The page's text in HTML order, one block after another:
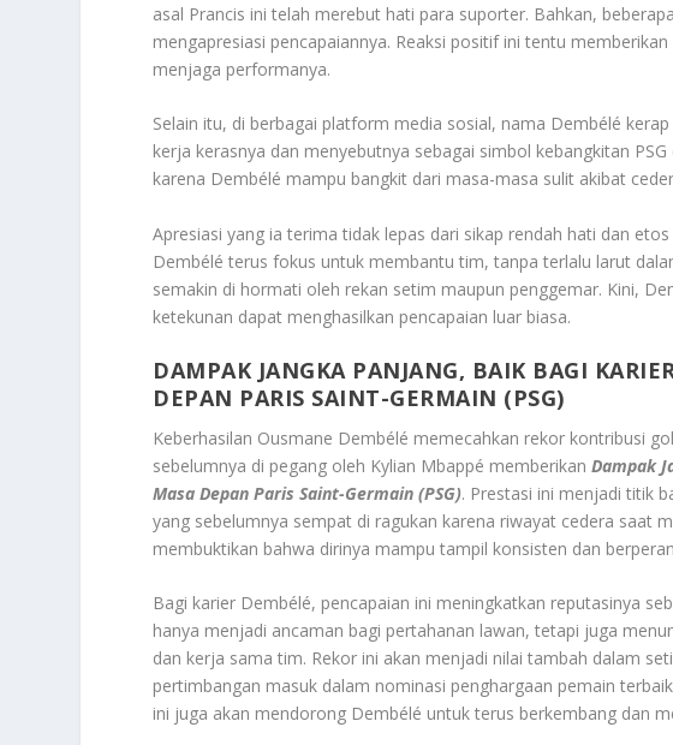
asal Prancis ini telah merebut hati para suporter. Bahkan,
mengapresiasi pencapaiannya. Reaksi positif ini tentu
menjaga performanya.
Selain itu, di berbagai platform media sosial, nama Dembélé
kerja kerasnya dan menyebutnya sebagai simbol kebangkitan
karena Dembélé mampu bangkit dari masa-masa sulit akibat
Apresiasi yang ia terima tidak lepas dari sikap rendah hati dan
Dembélé terus fokus untuk membantu tim, tanpa terlalu larut
semakin di hormati oleh rekan setim maupun penggemar. Kini,
ketekunan dapat menghasilkan pencapaian luar biasa.
DAMPAK JANGKA PANJANG, BAIK BAGI
DEPAN PARIS SAINT-GERMAIN (PSG)
Keberhasilan Ousmane Dembélé memecahkan rekor kontribusi
sebelumnya di pegang oleh Kylian Mbappé memberikanDampak
Masa Depan Paris Saint-Germain (PSG). Prestasi ini menjadi titik
yang sebelumnya sempat di ragukan karena riwayat cedera saat
membuktikan bahwa dirinya mampu tampil konsisten dan
Bagi karier Dembélé, pencapaian ini meningkatkan reputasinya
hanya menjadi ancaman bagi pertahanan lawan, tetapi juga
dan kerja sama tim. Rekor ini akan menjadi nilai tambah dalam
pertimbangan masuk dalam nominasi penghargaan pemain
ini juga akan mendorong Dembélé untuk terus berkembang dan